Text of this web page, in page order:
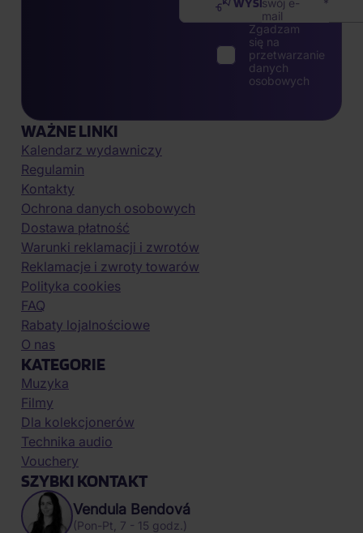
swój e-
mail
Zgadzam
się na
przetwarzanie
danych
osobowych
WAŻNE LINKI
Kalendarz wydawniczy
Regulamin
Kontakty
Ochrona danych osobowych
Dostawa płatność
Warunki reklamacji i zwrotów
Reklamacje i zwroty towarów
Polityka cookies
FAQ
Rabaty lojalnościowe
O nas
KATEGORIE
Muzyka
Filmy
Dla kolekcjonerów
Technika audio
Vouchery
SZYBKI KONTAKT
Vendula Bendová
(Pon-Pt, 7 - 15 godz.)